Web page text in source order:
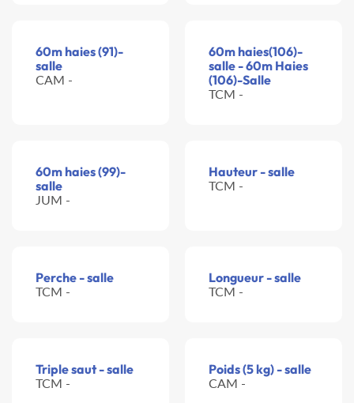
60m haies (91)-
salle
CAM -
60m haies(106)-
salle - 60m Haies
(106)-Salle
TCM -
60m haies (99)-
salle
JUM -
Hauteur - salle
TCM -
Perche - salle
TCM -
Longueur - salle
TCM -
Triple saut - salle
TCM -
Poids (5 kg) - salle
CAM -